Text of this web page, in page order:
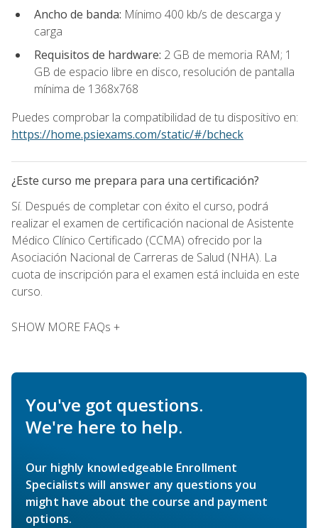
Ancho de banda: Mínimo 400 kb/s de descarga y
carga
Requisitos de hardware: 2 GB de memoria RAM; 1
GB de espacio libre en disco, resolución de pantalla
mínima de 1368x768
Puedes comprobar la compatibilidad de tu dispositivo en:
https://home.psiexams.com/static/#/bcheck
¿Este curso me prepara para una certificación?
Sí. Después de completar con éxito el curso, podrá
realizar el examen de certificación nacional de Asistente
Médico Clínico Certificado (CCMA) ofrecido por la
Asociación Nacional de Carreras de Salud (NHA). La
cuota de inscripción para el examen está incluida en este
curso.
SHOW MORE FAQs +
You've got questions.
We're here to help.
Our highly knowledgeable Enrollment
Specialists will answer any questions you
might have about the course and payment
options.